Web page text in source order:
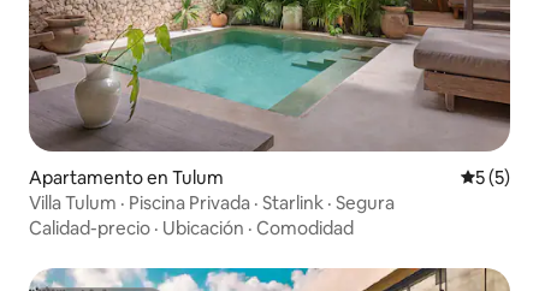
Apartamento en Tulum
5 (5)
Villa Tulum · Piscina Privada · Starlink · Segura
Calidad-precio · Ubicación · Comodidad